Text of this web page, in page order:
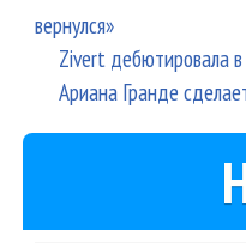
вернулся»
Zivert дебютировала
Ариана Гранде